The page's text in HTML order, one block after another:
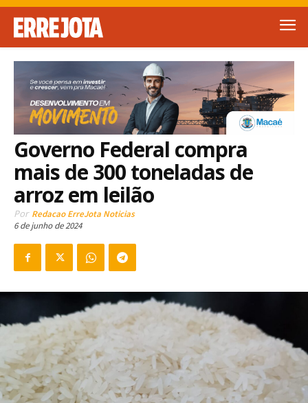
Governo Federal compra
mais de 300 toneladas de
arroz em leilão
Por Redacao ErreJota Noticias
6 de junho de 2024